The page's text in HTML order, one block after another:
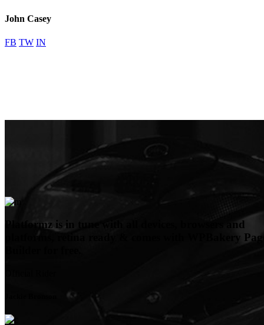
John Casey
FB TW IN
Platformz is in tune with all devices, browsers and
platforms, retina ready & comes with WPBakery